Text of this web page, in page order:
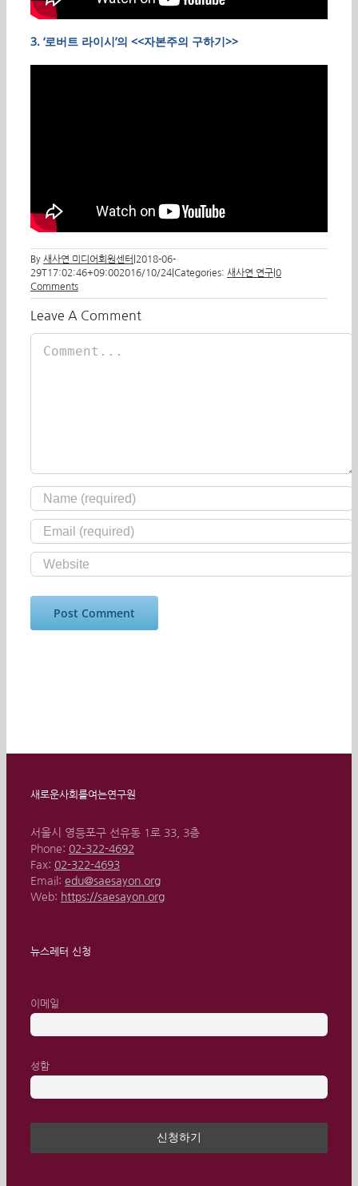
3. ‘로버트 라이시’의 <<자본주의 구하기>>
By 새사연 미디어회원센터 2018-06-
29T17:02:46+09:002016/10/24 Categories: 새사연 연구 0
Comments
Leave A Comment
새로운사회를여는연구원
서울시 영등포구 선유동 1로 33, 3층
Phone: 02-322-4692
Fax: 02-322-4693
Email: edu@saesayon.org
Web: https://saesayon.org
뉴스레터 신청
이메일
성함